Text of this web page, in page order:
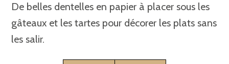
De belles dentelles en papier à placer sous les
gâteaux et les tartes pour décorer les plats sans
les salir.